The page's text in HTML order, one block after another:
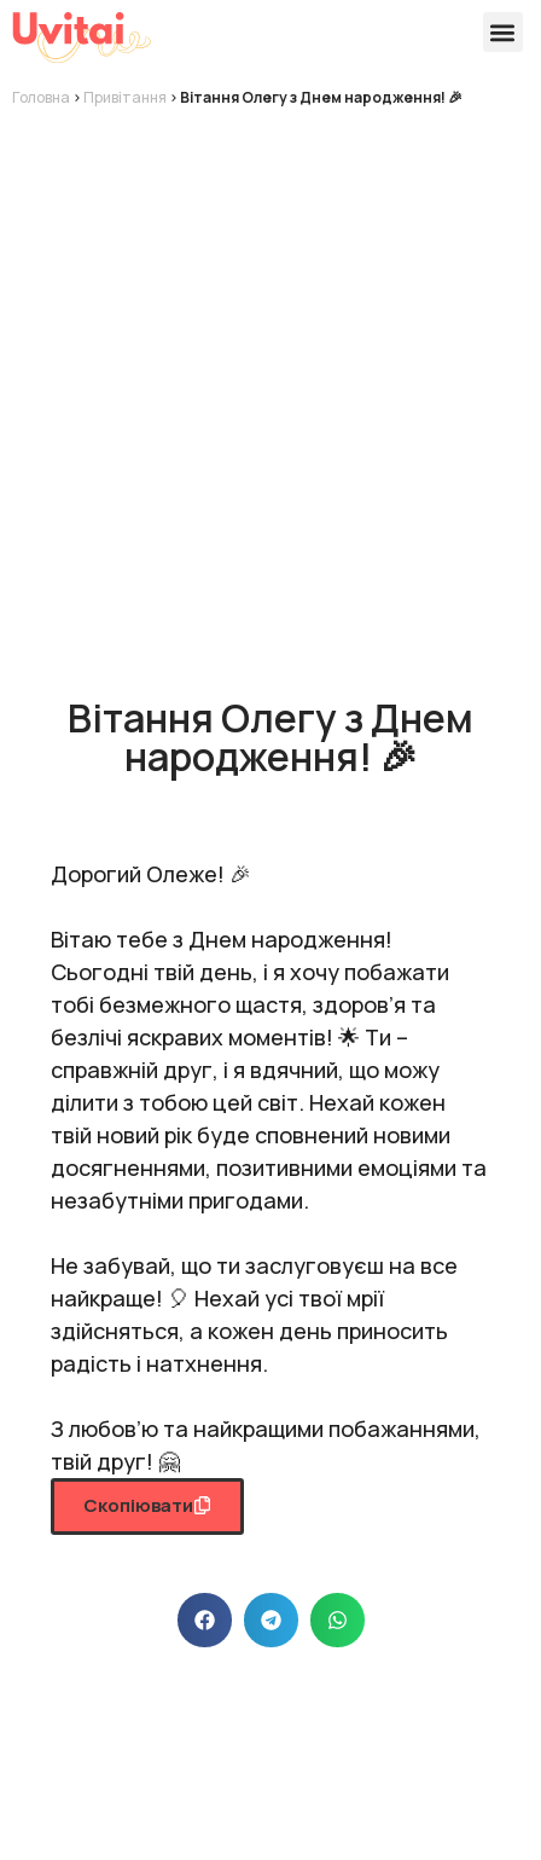
Головна > Привітання > Вітання Олегу з Днем народження! 🎉
Вітання Олегу з Днем
народження! 🎉
Дорогий Олеже! 🎉
Вітаю тебе з Днем народження!
Сьогодні твій день, і я хочу побажати
тобі безмежного щастя, здоров’я та
безлічі яскравих моментів! 🌟 Ти –
справжній друг, і я вдячний, що можу
ділити з тобою цей світ. Нехай кожен
твій новий рік буде сповнений новими
досягненнями, позитивними емоціями та
незабутніми пригодами.
Не забувай, що ти заслуговуєш на все
найкраще! 🎈 Нехай усі твої мрії
здійсняться, а кожен день приносить
радість і натхнення.
З любов’ю та найкращими побажаннями,
твій друг! 🤗
Скопіювати